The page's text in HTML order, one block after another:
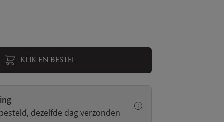
KLIK EN BESTEL
dezelfde dag verzonden